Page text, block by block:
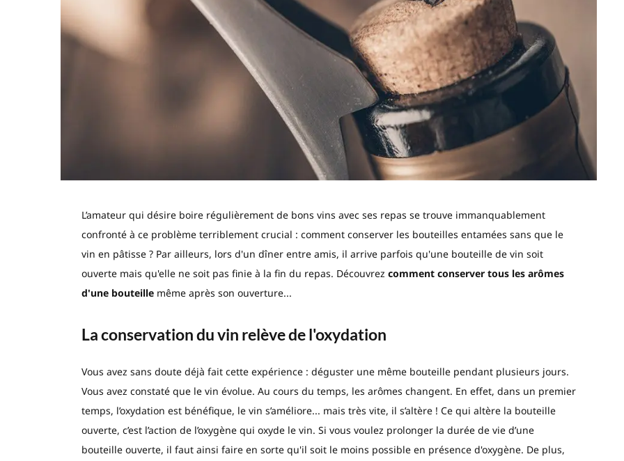
L’amateur qui désire boire régulièrement de bons vins avec ses repas se trouve immanquablement
confronté à ce problème terriblement crucial : comment conserver les bouteilles entamées sans que le
vin en pâtisse ? Par ailleurs, lors d'un dîner entre amis, il arrive parfois qu'une bouteille de vin soit
ouverte mais qu'elle ne soit pas finie à la fin du repas. Découvrez comment conserver tous les arômes
d'une bouteillemême après son ouverture...
La conservation du vin relève de l'oxydation
Vous avez sans doute déjà fait cette expérience : déguster une même bouteille pendant plusieurs jours.
Vous avez constaté que le vin évolue. Au cours du temps, les arômes changent. En effet, dans un premier
temps, l’oxydation est bénéfique, le vin s’améliore... mais très vite, il s’altère ! Ce qui altère la bouteille
ouverte, c’est l’action de l’oxygène qui oxyde le vin. Si vous voulez prolonger la durée de vie d’une
bouteille ouverte, il faut ainsi faire en sorte qu'il soit le moins possible en présence d'oxygène. De plus,